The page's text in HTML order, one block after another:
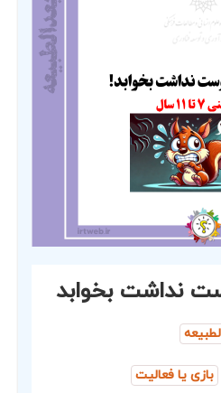
نداشت بخوابد
بازی یا فعالیت